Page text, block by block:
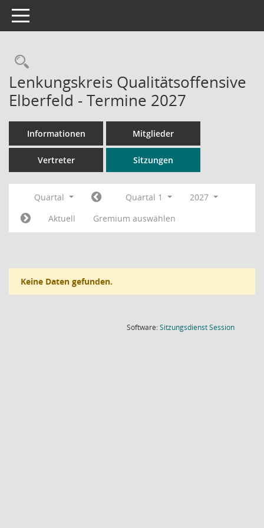
Toggle navigation
Rechercheauswahl
Lenkungskreis Qualitätsoffensive
Elberfeld - Termine 2027
Informationen Mitglieder
Vertreter Sitzungen
Quartal Quartal 1
2027
Aktuell
Gremium auswählen
Keine Daten gefunden.
Software:SitzungsdienstSession(Wird in